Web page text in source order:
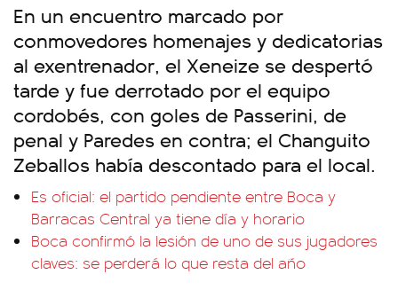
En un encuentro marcado por
conmovedores homenajes y dedicatorias
al exentrenador, el Xeneize se despertó
tarde y fue derrotado por el equipo
cordobés, con goles de Passerini, de
penal y Paredes en contra; el Changuito
Zeballos había descontado para el local.
Es oficial: el partido pendiente entre Boca y
Barracas Central ya tiene día y horario
Boca confirmó la lesión de uno de sus jugadores
claves: se perderá lo que resta del año